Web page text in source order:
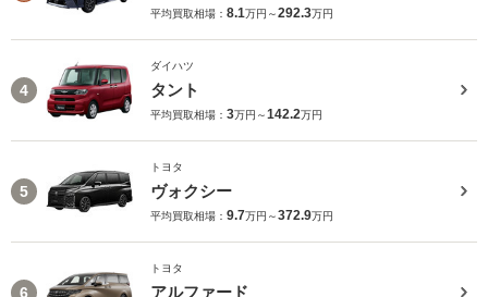
平均買取相場： 8.1万円～292.3万円
4
ダイハツ
タント
平均買取相場： 3万円～142.2万円
5
トヨタ
ヴォクシー
平均買取相場： 9.7万円～372.9万円
6
トヨタ
アルファード